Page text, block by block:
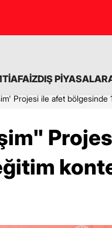
FAİZDIŞ PİYASALAR
Projesi ile afet bölgesinde